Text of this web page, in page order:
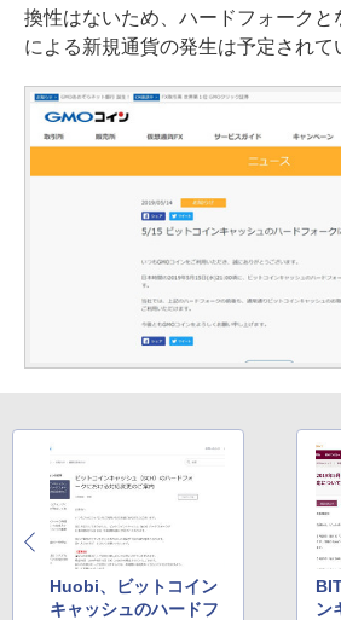
換性はないため、ハードフォークと
による新規通貨の発生は予定されて
Huobi、ビットコイン
キャッシュのハードフ
ン